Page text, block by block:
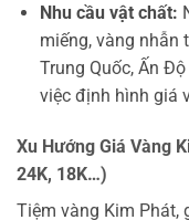
Nhu cầu vật chất:
miếng, vàng nhẫn
Trung Quốc, Ấn
việc định hình giá
Xu Hướng Giá Vàng
24K, 18K…)
Tiệm vàng Kim Phát,